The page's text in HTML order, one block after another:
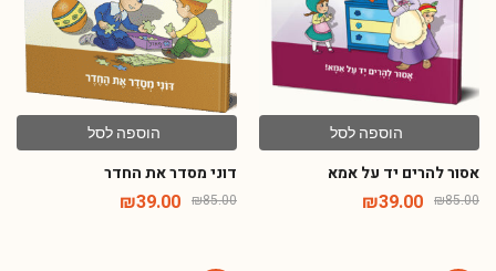
הוספה לסל
אסור להרים יד על אמא
₪85.00
₪39.00
הוספה לסל
דוני מסדר את החדר
₪85.00
₪39.00